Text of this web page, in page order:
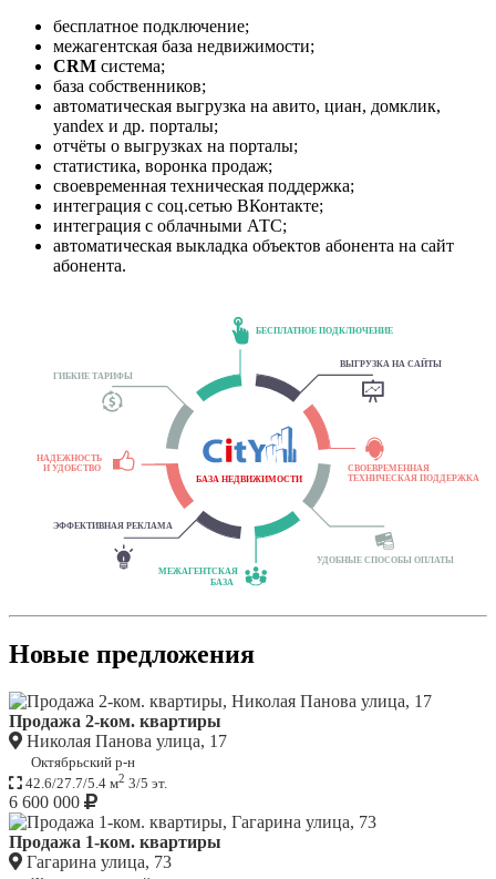
бесплатное подключение;
межагентская база недвижимости;
CRM система;
база собственников;
автоматическая выгрузка на авито, циан, домклик,
yandex и др. порталы;
отчёты о выгрузках на порталы;
статистика, воронка продаж;
своевременная техническая поддержка;
интеграция с соц.сетью ВКонтакте;
интеграция с облачными АТС;
автоматическая выкладка объектов абонента на сайт
абонента.
Новые предложения
Продажа 2-ком. квартиры
Николая Панова улица, 17
Октябрьский р-н
42.6/27.7/5.4 м2 3/5 эт.
6 600 000
Продажа 1-ком. квартиры
Гагарина улица, 73